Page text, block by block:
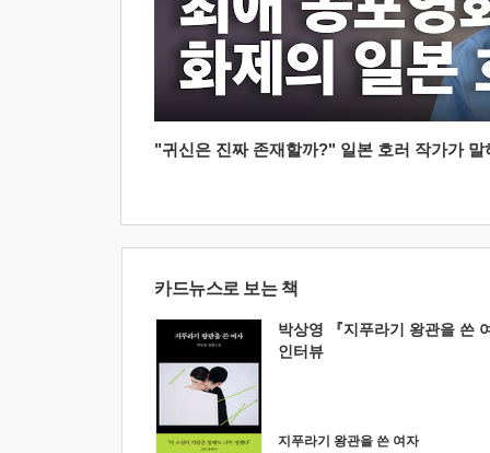
"귀신은 진짜 존재할까?" 일본 호러 작가가
카드뉴스로 보는 책
박상영 『지푸라기 왕관을 쓴
인터뷰
지푸라기 왕관을 쓴 여자